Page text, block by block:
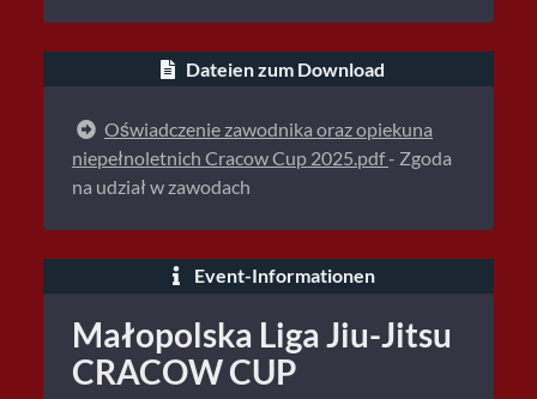
Dateien zum Download
Oświadczenie zawodnika oraz opiekuna
niepełnoletnich Cracow Cup 2025.pdf- Zgoda
na udział w zawodach
Event-Informationen
Małopolska Liga Jiu-Jitsu
CRACOW CUP